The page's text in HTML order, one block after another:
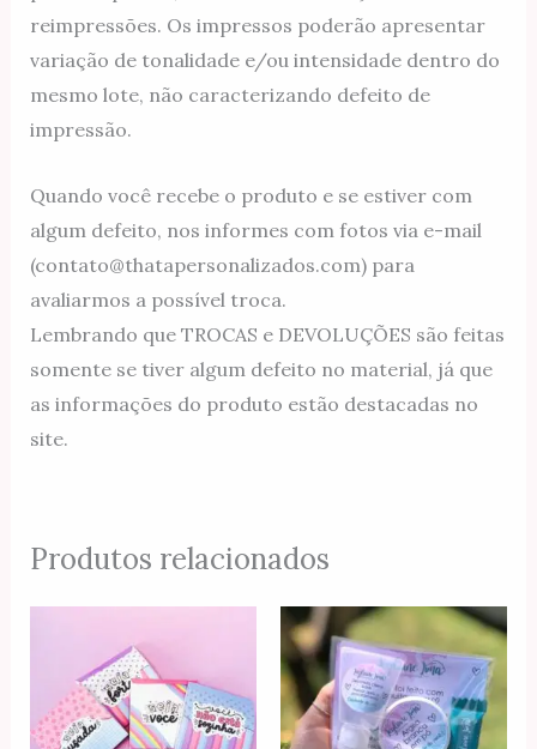
reimpressões. Os impressos poderão apresentar
variação de tonalidade e/ou intensidade dentro do
mesmo lote, não caracterizando defeito de
impressão.
Quando você recebe o produto e se estiver com
algum defeito, nos informes com fotos via e-mail
(contato@thatapersonalizados.com) para
avaliarmos a possível troca.
Lembrando que TROCAS e DEVOLUÇÕES são feitas
somente se tiver algum defeito no material, já que
as informações do produto estão destacadas no
site.
Produtos relacionados
Faixa
de
preço:
R$5.00
através
R$12.00